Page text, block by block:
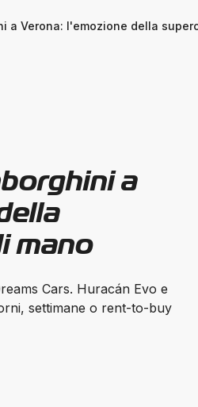
a Verona: l'emozione della
a
mano
Cars. Huracán Evo e
settimane o rent-to-buy